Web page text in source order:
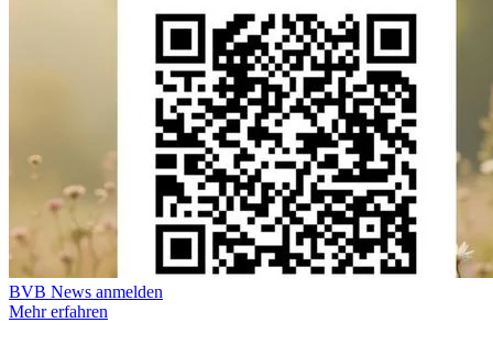
BVB News anmelden
Mehr erfahren